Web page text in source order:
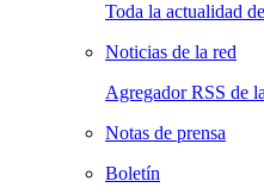
Toda la actualidad
Noticias de la red
Agregador RSS de
Notas de prensa
Boletín